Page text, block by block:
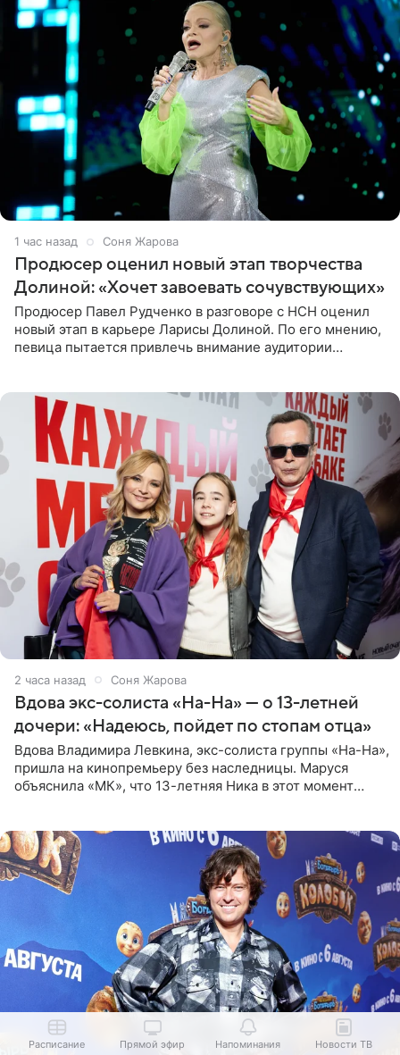
1 час назад Соня Жарова
Продюсер оценил новый этап творчества
Долиной: «Хочет завоевать сочувствующих»
Продюсер Павел Рудченко в разговоре с НСН оценил
новый этап в карьере Ларисы Долиной. По его мнению,
певица пытается привлечь внимание аудитории
2 часа назад Соня Жарова
Вдова экс-солиста «На-На» — о 13-летней
дочери: «Надеюсь, пойдет по стопам отца»
Вдова Владимира Левкина, экс-солиста группы «На-На»,
пришла на кинопремьеру без наследницы. Маруся
объяснила «МК», что 13-летняя Ника в этот момент
Расписание Прямой эфир Напоминания Новости ТВ